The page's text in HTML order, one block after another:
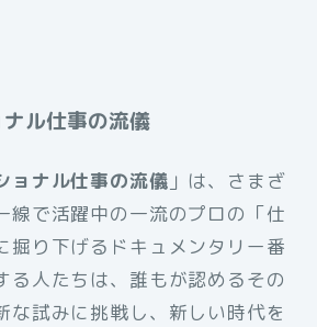
ル仕事の流儀
ョナル仕事の流儀 」は、さまざ
線で活躍中の一流のプロの「仕
掘り下げるドキュメンタリー番
る人たちは、誰もが認めるその
な試みに挑戦し、新しい時代を